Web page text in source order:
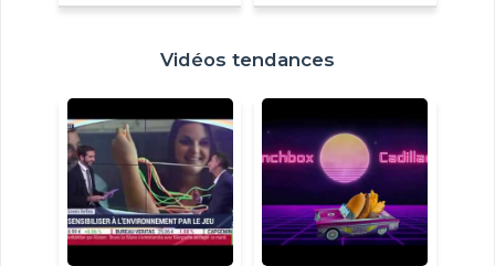
Vidéos tendances